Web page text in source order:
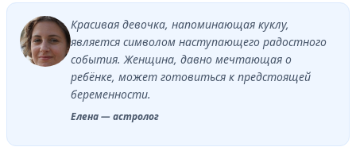
Красивая девочка, напоминающая куклу,
является символом наступающего радостного
события. Женщина, давно мечтающая о
ребёнке, может готовиться к предстоящей
беременности.
Елена — астролог